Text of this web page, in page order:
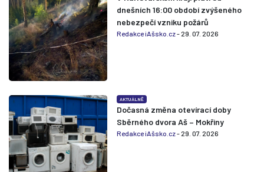
dnešních 16:00 období zvýšeného
nebezpečí vzniku požárů
Redakce iAšsko.cz- 29. 07. 2026
AKTUÁLNĚ
Dočasná změna otevírací doby
Sběrného dvora Aš – Mokřiny
Redakce iAšsko.cz- 29. 07. 2026